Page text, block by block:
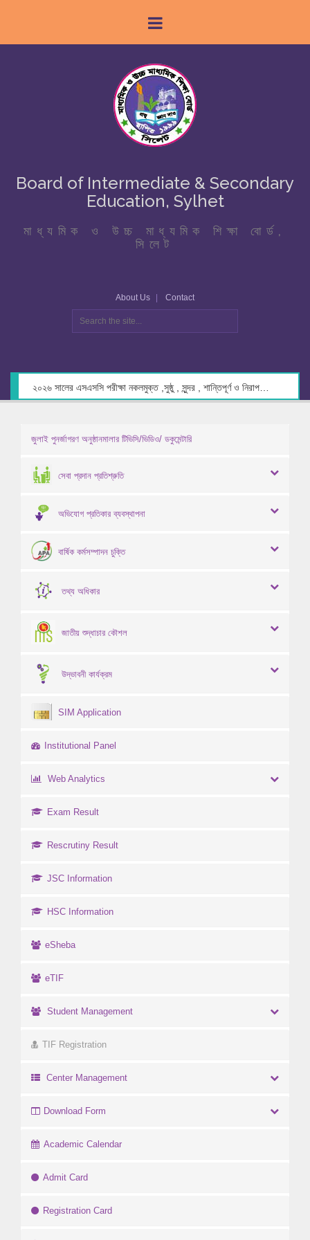
Board of Intermediate & Secondary
Education, Sylhet
মাধ্যমিক ও উচ্চ মাধ্যমিক শিক্ষা বোর্ড,
সিলেট
About Us Contact
জুলাই পুনর্জাগরণ অনুষ্ঠানমালার টিভিসি/ভিডিও/ ডকুমেন্টারি
সেবা প্রদান প্রতিশ্রুতি
অভিযোগ প্রতিকার ব্যবস্থাপনা
বার্ষিক কর্মসম্পাদন চুক্তি
তথ্য অধিকার
জাতীয় শুদ্ধাচার কৌশল
উদ্ভাবনী কার্যক্রম
SIM Application
Institutional Panel
Web Analytics
Exam Result
Rescrutiny Result
JSC Information
HSC Information
eSheba
eTIF
Student Management
TIF Registration
Center Management
Download Form
Academic Calendar
Admit Card
Registration Card